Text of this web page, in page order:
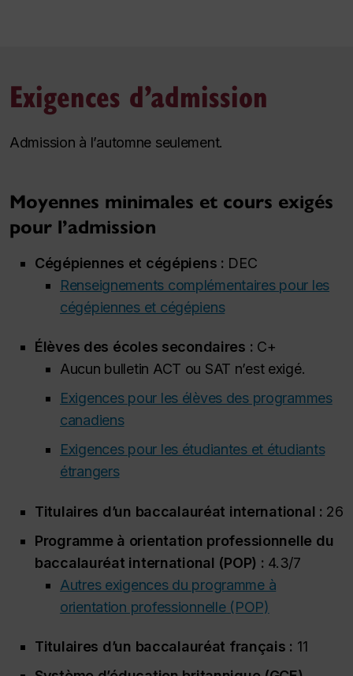
Exigences d’admission
Admission à l’automne seulement.
Moyennes minimales et cours exigés
pour l’admission
Cégépiennes et cégépiens : DEC
Renseignements complémentaires pour les
cégépiennes et cégépiens
Élèves des écoles secondaires : C+
Aucun bulletin ACT ou SAT n’est exigé.
Exigences pour les élèves des programmes
canadiens
Exigences pour les étudiantes et étudiants
étrangers
Titulaires d’un baccalauréat international : 26
Programme à orientation professionnelle du
baccalauréat international (POP) : 4.3/7
Autres exigences du programme à
orientation professionnelle (POP)
Titulaires d’un baccalauréat français : 11